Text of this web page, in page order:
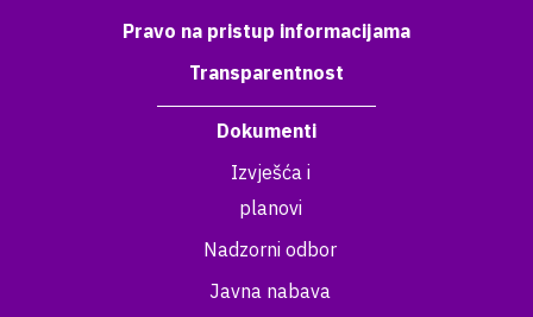
Pravo na pristup informacijama
Transparentnost
Dokumenti
Izvješća i
planovi
Nadzorni odbor
Javna nabava